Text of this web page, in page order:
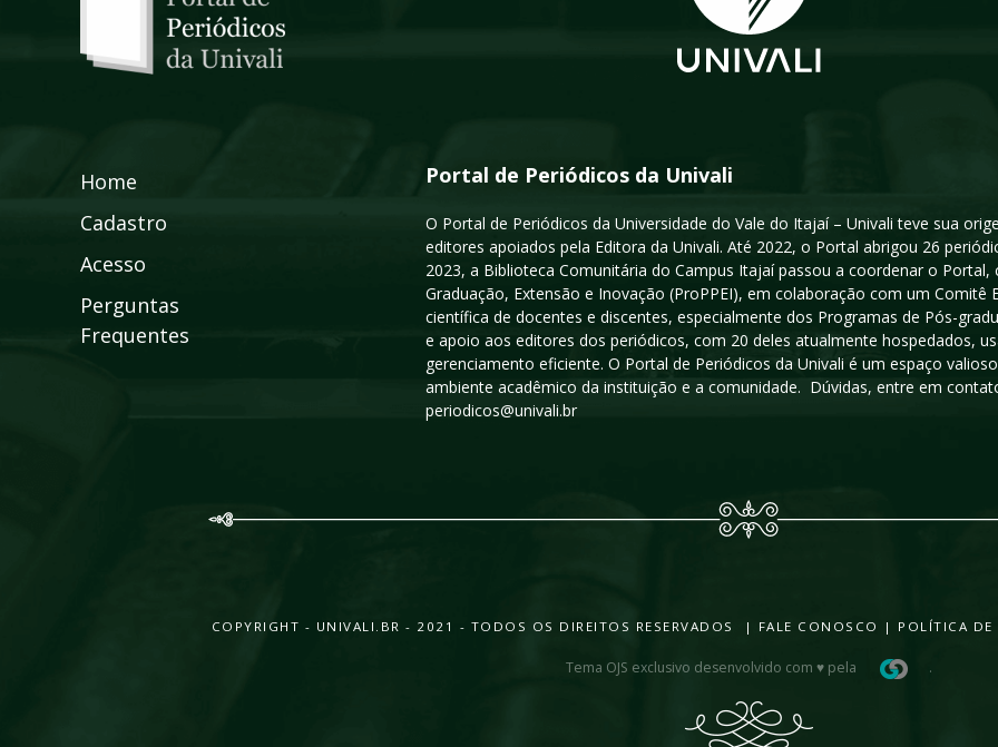
Home
Cadastro
Acesso
Perguntas
Frequentes
Portal de Periódicos da Univali
O Portal de Periódicos da Universidade do Vale do Itajaí – Univali teve sua
editores apoiados pela Editora da Univali. Até 2022, o Portal abrigou 26
2023, a Biblioteca Comunitária do Campus Itajaí passou a coordenar o
Graduação, Extensão e Inovação (ProPPEI), em colaboração com um
científica de docentes e discentes, especialmente dos Programas de Pós-
e apoio aos editores dos periódicos, com 20 deles atualmente hospedados,
gerenciamento eficiente. O Portal de Periódicos da Univali é um espaço
ambiente acadêmico da instituição e a comunidade. Dúvidas, entre em
periodicos@univali.br
COPYRIGHT - UNIVALI.BR - 2021 - TODOS OS DIREITOS RESERVADOS | FALE CONOSCO | POLÍTICA DE
Tema OJS exclusivo desenvolvido com ♥ pela .